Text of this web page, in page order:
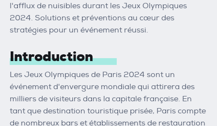
l'afflux de nuisibles durant les Jeux Olympiques
2024. Solutions et préventions au cœur des
stratégies pour un événement réussi.
Introduction
Les Jeux Olympiques de Paris 2024 sont un
événement d'envergure mondiale qui attirera des
milliers de visiteurs dans la capitale française. En
tant que destination touristique prisée, Paris compte
de nombreux bars et établissements de restauration